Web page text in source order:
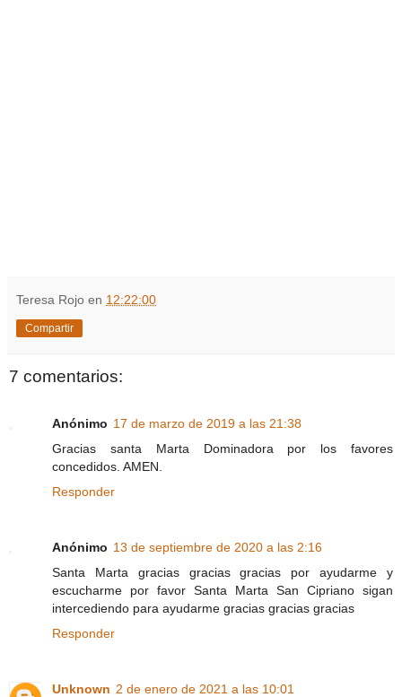
Teresa Rojo en 12:22:00
Compartir
7 comentarios:
Anónimo 17 de marzo de 2019 a las 21:38
Gracias santa Marta Dominadora por los favores
concedidos. AMEN.
Responder
Anónimo 13 de septiembre de 2020 a las 2:16
Santa Marta gracias gracias gracias por ayudarme y
escucharme por favor Santa Marta San Cipriano sigan
intercediendo para ayudarme gracias gracias gracias
Responder
Unknown 2 de enero de 2021 a las 10:01